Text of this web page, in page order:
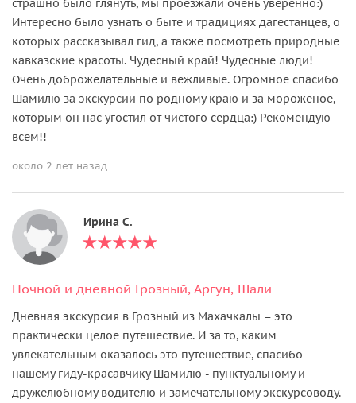
страшно было глянуть, мы проезжали очень уверенно:)
Интересно было узнать о быте и традициях дагестанцев, о
которых рассказывал гид, а также посмотреть природные
кавказские красоты. Чудесный край! Чудесные люди!
Очень доброжелательные и вежливые. Огромное спасибо
Шамилю за экскурсии по родному краю и за мороженое,
которым он нас угостил от чистого сердца:) Рекомендую
всем!!
около 2 лет назад
Ирина С.
Ночной и дневной Грозный, Аргун, Шали
Дневная экскурсия в Грозный из Махачкалы – это
практически целое путешествие. И за то, каким
увлекательным оказалось это путешествие, спасибо
нашему гиду-красавчику Шамилю - пунктуальному и
дружелюбному водителю и замечательному экскурсоводу.